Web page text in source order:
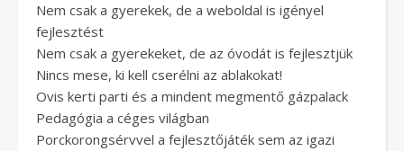
Nem csak a gyerekek, de a weboldal is igényel
fejlesztést
Nem csak a gyerekeket, de az óvodát is fejlesztjük
Nincs mese, ki kell cserélni az ablakokat!
Ovis kerti parti és a mindent megmentő gázpalack
Pedagógia a céges világban
Porckorongsérvvel a fejlesztőjáték sem az igazi